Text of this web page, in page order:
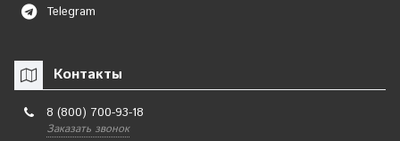
Telegram
Контакты
8 (800) 700-93-18
Заказать звонок